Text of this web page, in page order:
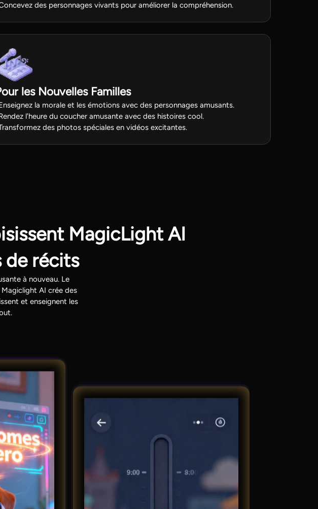
des personnages vivants pour améliorer la compréhension.
les Nouvelles Familles
la morale et les émotions avec des personnages amusants.
l'heure du coucher amusante avec des histoires cool.
des photos spéciales en vidéos excitantes.
MagicLight AI
de récits
à nouveau. Le
AI crée des
et enseignent les